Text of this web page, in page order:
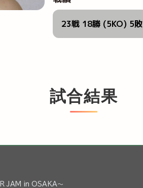
23戦 18勝 (5KO) 5敗
試合結果
JAM in OSAKA～